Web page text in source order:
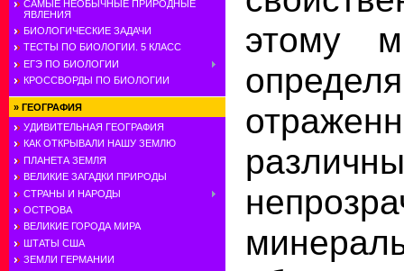
САМЫЕ НЕОБЫЧНЫЕ ПРИРОДНЫЕ
ЯВЛЕНИЯ
БИОЛОГИЧЕСКИЕ ЗАДАЧИ
ТЕСТЫ ПО БИОЛОГИИ. 5 КЛАСС
ЕГЭ ПО БИОЛОГИИ
КРОССВОРДЫ ПО БИОЛОГИИ
» ГЕОГРАФИЯ
УДИВИТЕЛЬНАЯ ГЕОГРАФИЯ
КАК ОТКРЫВАЛИ НАШУ ЗЕМЛЮ
ПЛАНЕТА ЗЕМЛЯ
ВЕЛИКИЕ ЗАГАДКИ ПРИРОДЫ
СТРАНЫ И НАРОДЫ
ОСТРОВА
ВЕЛИКИЕ ГОРОДА МИРА
ШТАТЫ США
ЗЕМЛИ ГЕРМАНИИ
этому